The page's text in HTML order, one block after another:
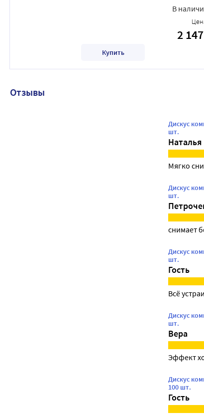
В
2 147
Купить
Отзывы
Дискус
шт.
Наталья
Мягко
Дискус
шт.
снимает
Дискус
шт.
Гость
Всё
Дискус
шт.
Вера
Эффект
Дискус
100 шт.
Гость